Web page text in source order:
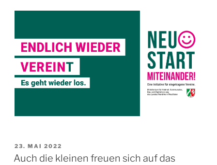
VERÖFFENTLICHT
AM
23. MAI 2022
Auch die kleinen freuen sich auf das